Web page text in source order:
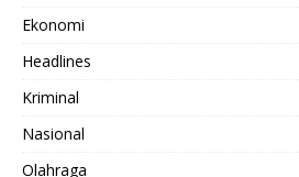
Ekonomi
Headlines
Kriminal
Nasional
Olahraga